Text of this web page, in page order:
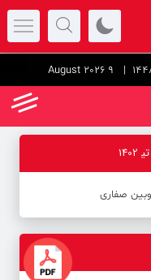
| 9 August 2026